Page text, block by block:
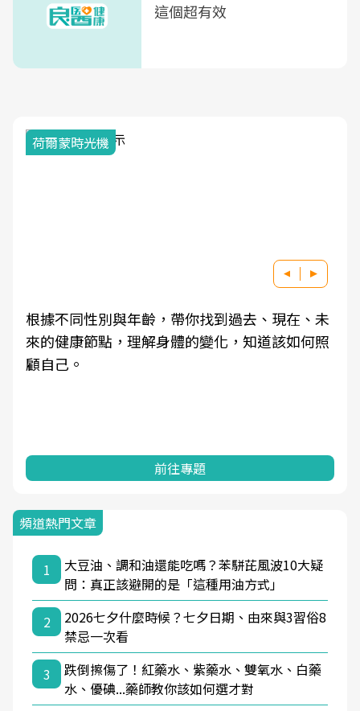
這個超有效
荷爾蒙時光機
根據不同性別與年齡，帶你找到過去、現在、未
來的健康節點，理解身體的變化，知道該如何照
顧自己。
前往專題
頻道熱門文章
1
大豆油、調和油還能吃嗎？苯駢芘風波10大疑
問：真正該避開的是「這種用油方式」
2
2026七夕什麼時候？七夕日期、由來與3習俗8
禁忌一次看
3
跌倒擦傷了！紅藥水、紫藥水、雙氧水、白藥
水、優碘...藥師教你該如何選才對